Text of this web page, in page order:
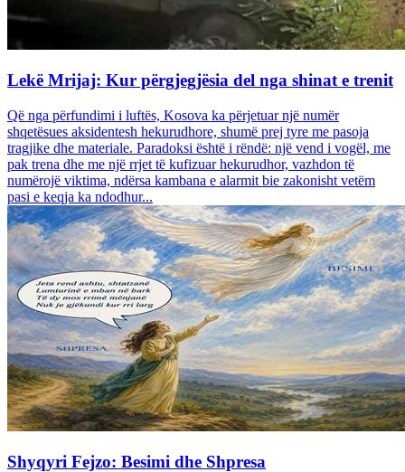
Lekë Mrijaj: Kur përgjegjësia del nga shinat e trenit
Që nga përfundimi i luftës, Kosova ka përjetuar një numër
shqetësues aksidentesh hekurudhore, shumë prej tyre me pasoja
tragjike dhe materiale. Paradoksi është i rëndë: një vend i vogël, me
pak trena dhe me një rrjet të kufizuar hekurudhor, vazhdon të
numërojë viktima, ndërsa kambana e alarmit bie zakonisht vetëm
pasi e keqja ka ndodhur...
Shyqyri Fejzo: Besimi dhe Shpresa